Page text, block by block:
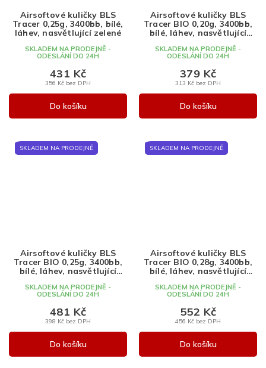
Airsoftové kuličky BLS
Tracer 0,25g, 3400bb, bílé,
láhev, nasvětlující zelené
SKLADEM NA PRODEJNĚ -
ODESLÁNÍ DO 24H
356 Kč bez DPH
431 Kč
Do košíku
Airsoftové kuličky BLS
Tracer BIO 0,20g, 3400bb,
bílé, láhev, nasvětlující
SKLADEM NA PRODEJNĚ -
ODESLÁNÍ DO 24H
313 Kč bez DPH
379 Kč
Do košíku
SKLADEM NA PRODEJNĚ
Airsoftové kuličky BLS
Tracer BIO 0,25g, 3400bb,
bílé, láhev, nasvětlující
SKLADEM NA PRODEJNĚ -
ODESLÁNÍ DO 24H
398 Kč bez DPH
481 Kč
Do košíku
SKLADEM NA PRODEJNĚ
Airsoftové kuličky BLS
Tracer BIO 0,28g, 3400bb,
bílé, láhev, nasvětlující
SKLADEM NA PRODEJNĚ -
ODESLÁNÍ DO 24H
456 Kč bez DPH
552 Kč
Do košíku